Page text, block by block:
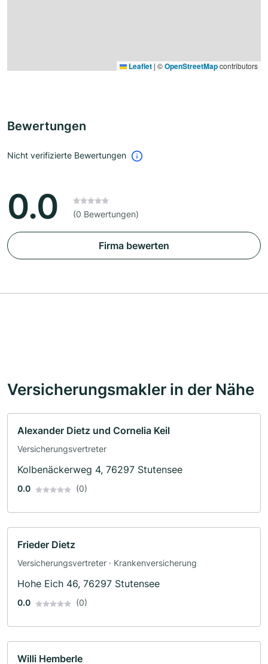
Leaflet | ©OpenStreetMapcontributors
Bewertungen
Nicht verifizierte Bewertungen
0.0 (0 Bewertungen)
Firma bewerten
Versicherungsmakler in der Nähe
Alexander Dietz und Cornelia Keil
Versicherungsvertreter
Kolbenäckerweg 4, 76297 Stutensee
0.0 (0)
Frieder Dietz
Versicherungsvertreter · Krankenversicherung
Hohe Eich 46, 76297 Stutensee
0.0 (0)
Willi Hemberle